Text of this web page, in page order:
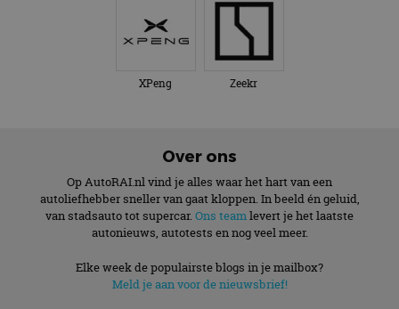
XPeng Zeekr
Over ons
Op AutoRAI.nl vind je alles waar het hart van een
autoliefhebber sneller van gaat kloppen. In beeld én geluid,
van stadsauto tot supercar. Ons teamlevert je het laatste
autonieuws, autotests en nog veel meer.
Elke week de populairste blogs in je mailbox?
Meld je aan voor de nieuwsbrief!